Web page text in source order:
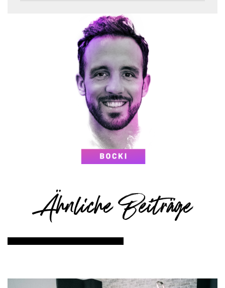
Ähnliche Beiträge